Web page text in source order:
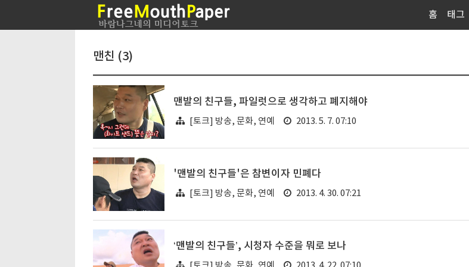
홈 태그
맨친 (3)
맨발의 친구들, 파일럿으로 생각하고 폐지해야
[토크] 방송, 문화, 연예 2013. 5. 7. 07:10
'맨발의 친구들'은 참변이자 민폐다
[토크] 방송, 문화, 연예 2013. 4. 30. 07:21
‘맨발의 친구들’, 시청자 수준을 뭐로 보나